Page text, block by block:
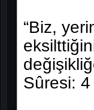
“Biz,
Sûresi: 4